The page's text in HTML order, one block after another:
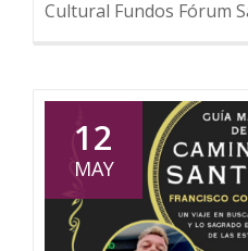
Cultural Fundos Fórum
12
MAY